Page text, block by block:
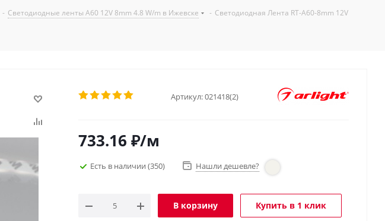
- Светодиодные ленты A60 12V 8mm 4.8 W/m в Ижевске - Светодиодная Лента RT-A60-8mm 12V
Артикул:021418(2)
733.16 ₽/м
Есть в наличии (350) Нашли дешевле?
В корзину Купить в 1 клик